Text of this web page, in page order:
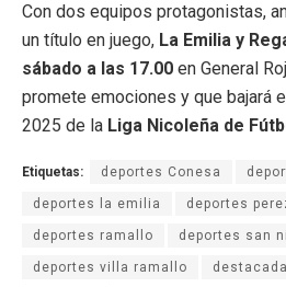
Con dos equipos protagonistas,
un título en juego, La Emilia y
sábado a las 17.00 en General
promete emociones y que bajará
2025 de la Liga Nicoleña de
Etiquetas: deportes Conesa
deportes la emilia deportes
deportes ramallo deportes san
deportes villa ramallo destacada